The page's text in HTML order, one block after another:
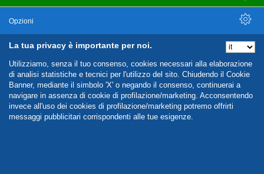
La tua privacy è importante per noi.
Utilizziamo, senza il tuo consenso, cookies necessari alla elaborazione
di analisi statistiche e tecnici per l'utilizzo del sito. Chiudendo il Cookie
Banner, mediante il simbolo 'X' o negando il consenso, continuerai a
navigare in assenza di cookie di profilazione/marketing. Acconsentendo
invece all'uso dei cookies di profilazione/marketing potremo offrirti
messaggi pubblicitari corrispondenti alle tue esigenze.
Opzioni
Nascondi Opzioni